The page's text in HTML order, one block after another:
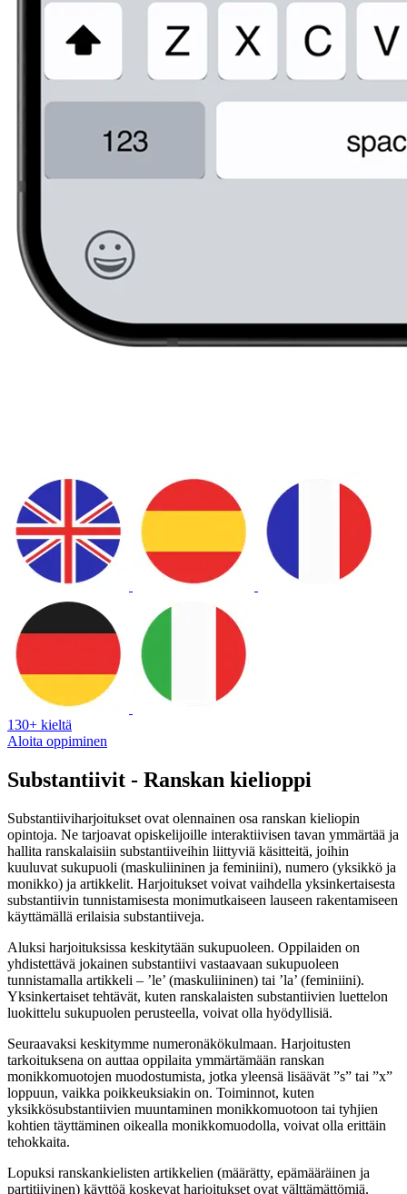
130+ kieltä
Aloita oppiminen
Substantiivit - Ranskan kielioppi
Substantiiviharjoitukset ovat olennainen osa ranskan kieliopin
opintoja. Ne tarjoavat opiskelijoille interaktiivisen tavan ymmärtää ja
hallita ranskalaisiin substantiiveihin liittyviä käsitteitä, joihin
kuuluvat sukupuoli (maskuliininen ja feminiini), numero (yksikkö ja
monikko) ja artikkelit. Harjoitukset voivat vaihdella yksinkertaisesta
substantiivin tunnistamisesta monimutkaiseen lauseen rakentamiseen
käyttämällä erilaisia substantiiveja.
Aluksi harjoituksissa keskitytään sukupuoleen. Oppilaiden on
yhdistettävä jokainen substantiivi vastaavaan sukupuoleen
tunnistamalla artikkeli – ’le’ (maskuliininen) tai ’la’ (feminiini).
Yksinkertaiset tehtävät, kuten ranskalaisten substantiivien luettelon
luokittelu sukupuolen perusteella, voivat olla hyödyllisiä.
Seuraavaksi keskitymme numeronäkökulmaan. Harjoitusten
tarkoituksena on auttaa oppilaita ymmärtämään ranskan
monikkomuotojen muodostumista, jotka yleensä lisäävät ”s” tai ”x”
loppuun, vaikka poikkeuksiakin on. Toiminnot, kuten
yksikkösubstantiivien muuntaminen monikkomuotoon tai tyhjien
kohtien täyttäminen oikealla monikkomuodolla, voivat olla erittäin
tehokkaita.
Lopuksi ranskankielisten artikkelien (määrätty, epämääräinen ja
partitiivinen) käyttöä koskevat harjoitukset ovat välttämättömiä.